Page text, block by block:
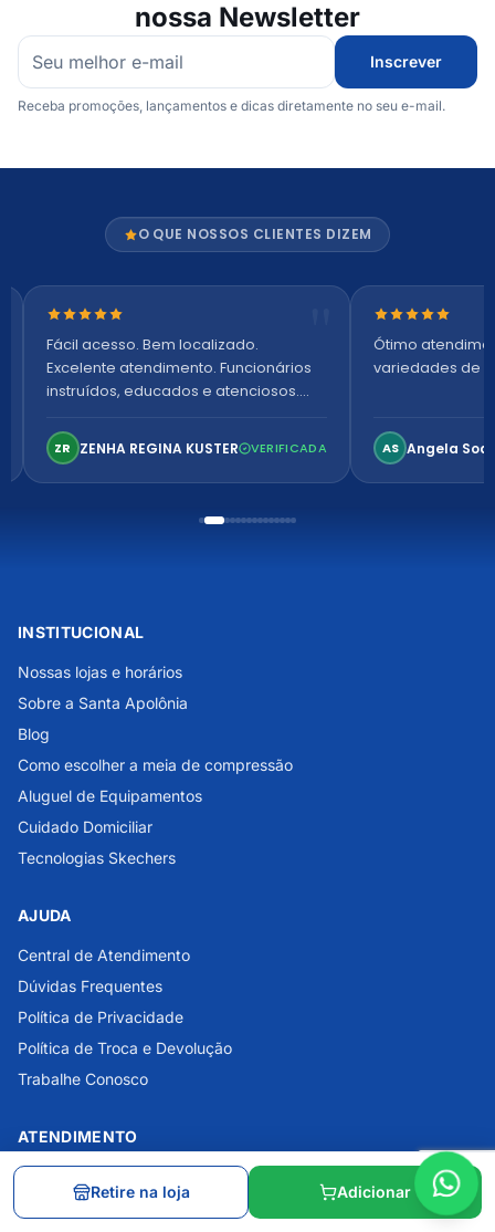
nossa Newsletter
Inscrever
Receba promoções, lançamentos e dicas diretamente no seu e-mail.
O QUE NOSSOS CLIENTES DIZEM
Nota 5 de 5 estrelas
Fácil acesso. Bem localizado.
Excelente atendimento. Funcionários
instruídos, educados e atenciosos.
confortável. Perfeito!
ZR ZENHA REGINA KUSTER VERIFICADA
Nota 5 de 5
Ótimo
variedades de
AS Angela
INSTITUCIONAL
Nossas lojas e horários
Sobre a Santa Apolônia
Blog
Como escolher a meia de compressão
Aluguel de Equipamentos
Cuidado Domiciliar
Tecnologias Skechers
AJUDA
Central de Atendimento
Dúvidas Frequentes
Política de Privacidade
Política de Troca e Devolução
Trabalhe Conosco
ATENDIMENTO
sac@santaapolonia.com.br
Retire na loja Adicionar